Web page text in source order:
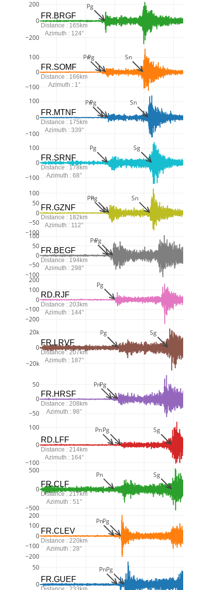
0
50
−200
−100
0
100
200
−500
0
500
−100
0
100
−50
0
50
−20k
0
20k
−200
−100
0
100
200
−100
−50
0
50
100
−100
−50
0
50
100
−100
0
100
−100
0
100
−100
0
100
−200
0
200
PnPg
PnPg
Pn Sg
PnPg Sg
PnPg
Pg Sg
Pg
PnPg
PnPg Sn
Pg Sg
PnPg Sn
PnPg Sn
Pg
FR.GUEF
FR.CLEV
Distance : 220km
Azimuth : 28°
FR.CLF
Distance : 217km
Azimuth : 51°
RD.LFF
Distance : 214km
Azimuth : 164°
FR.HRSF
Distance : 208km
Azimuth : 98°
FR.LRVF
Distance : 207km
Azimuth : 187°
RD.RJF
Distance : 203km
Azimuth : 144°
FR.BEGF
Distance : 194km
Azimuth : 298°
FR.GZNF
Distance : 182km
Azimuth : 112°
FR.SRNF
Distance : 178km
Azimuth : 68°
FR.MTNF
Distance : 175km
Azimuth : 339°
FR.SOMF
Distance : 166km
Azimuth : 1°
FR.BRGF
Distance : 165km
Azimuth : 124°